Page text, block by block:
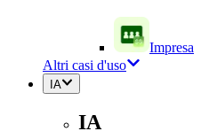
Impresa
Altri casi d'uso
IA
IA